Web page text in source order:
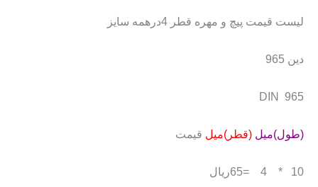
لیست قیمت پیچ و مهره قطر 4درهمه سایز
دین 965
965 DIN
(طول)میل (قطر)میل قیمت
10 * 4 =65ریال